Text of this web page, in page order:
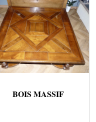
BOIS MASSIF